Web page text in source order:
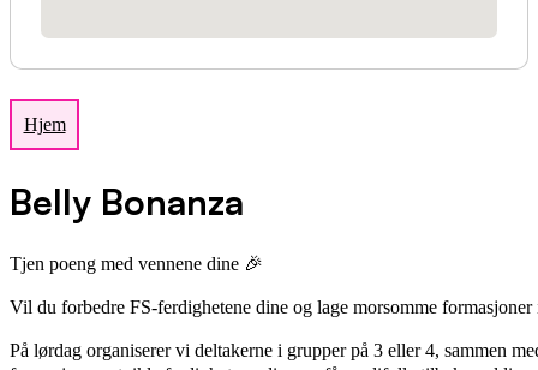
Hjem
Belly Bonanza
Tjen poeng med vennene dine 🎉
Vil du forbedre FS-ferdighetene dine og lage morsomme
På lørdag organiserer vi deltakerne i grupper på 3 eller 4, sammen